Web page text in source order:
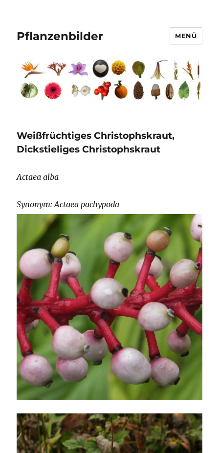
Pflanzenbilder MENÜ
Weißfrüchtiges Christophskraut,
Dickstieliges Christophskraut
Actaea alba
Synonym: Actaea pachypoda